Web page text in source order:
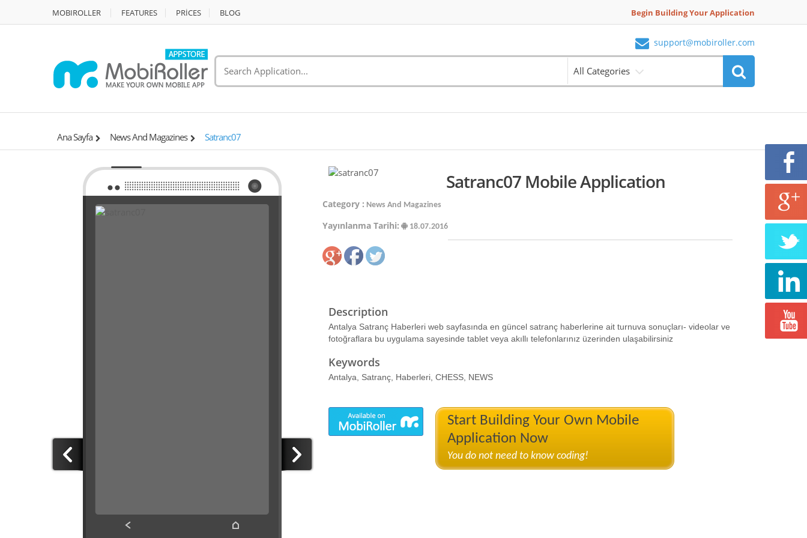
MOBIROLLER FEATURES PRİCES BLOG Begin Building Your Application
support@mobiroller.com
All Categories
Ana Sayfa News And Magazines Satranc07
Satranc07 Mobile Application
Category : News And Magazines
Yayınlanma Tarihi: 18.07.2016
Description
Antalya Satranç Haberleri web sayfasında en güncel satranç haberlerine ait turnuva sonuçları- videolar ve
fotoğraflara bu uygulama sayesinde tablet veya akıllı telefonlarınız üzerinden ulaşabilirsiniz
Keywords
Antalya, Satranç, Haberleri, CHESS, NEWS
Start Building Your Own Mobile
Application Now
You do not need to know coding!